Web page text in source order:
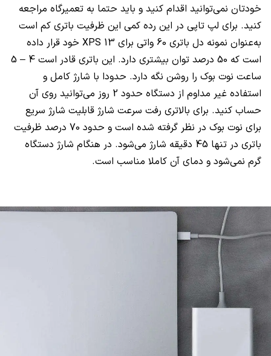
خودتان نمی‌توانید اقدام کنید و باید حتما به تعمیرگاه مراجعه
کنید. برای لپ تاپی در این رده کمی این ظرفیت باتری کم است
به‌عنوان نمونه دل باتری 60 واتی برای
XPS 13 خود قرار داده
است که 50 درصد توان بیشتری دارد. این باتری قادر است 4 – 5
ساعت نوت بوک را روشن نگه دارد. حدودا با شارژ کامل و
استفاده غیر مداوم از دستگاه حدود 2 روز می‌توانید روی آن
حساب کنید. برای بالاتری رفت سرعت شارژ قابلیت شارژ سریع
برای نوت بوک در نظر گرفته شده است و حدود 70 درصد ظرفیت
باتری در تنها 45 دقیقه شارژ می‌شود. در هنگام شارژ دستگاه
گرم نمی‌شود و دمای آن کاملا مناسب است.